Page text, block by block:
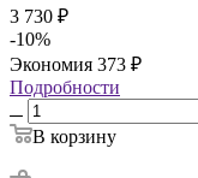
3 730 ₽
-10%
Экономия 373 ₽
Подробности
В корзину